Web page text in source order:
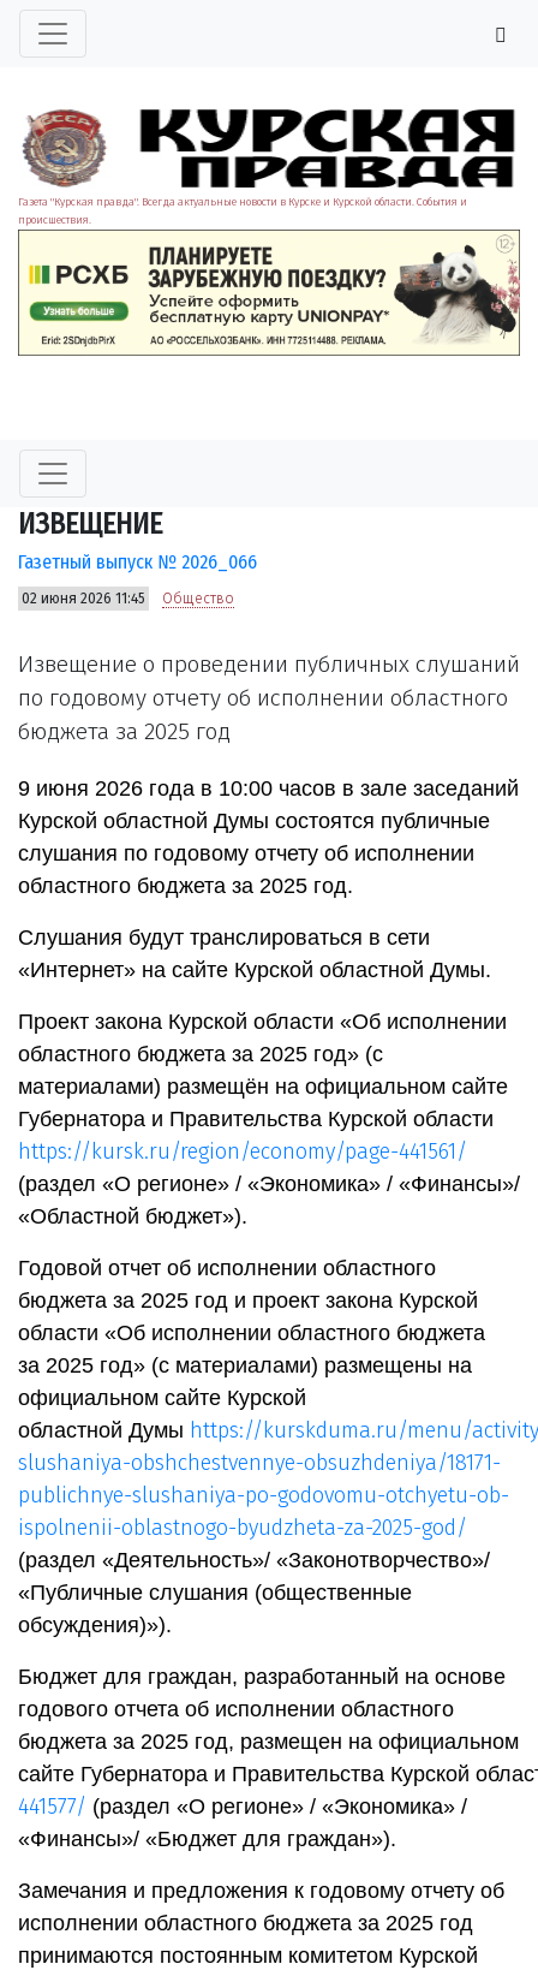
Газета "Курская правда". Всегда актуальные новости в Курске и Курской области. События и
происшествия.
ИЗВЕЩЕНИЕ
Газетный выпуск № 2026_066
02 июня 2026 11:45 Общество
Извещение о проведении публичных слушаний
по годовому отчету об исполнении областного
бюджета за 2025 год
9 июня 2026 года в 10:00 часов в зале заседаний
Курской областной Думы состоятся публичные
слушания по годовому отчету об исполнении
областного бюджета за 2025 год.
Слушания будут транслироваться в сети
«Интернет» на сайте Курской областной Думы.
Проект закона Курской области «Об исполнении
областного бюджета за 2025 год» (с
материалами) размещён на официальном сайте
Губернатора и Правительства Курской области
https://kursk.ru/region/economy/page-441561/
(раздел «О регионе» / «Экономика» / «Финансы»/
«Областной бюджет»).
Годовой отчет об исполнении областного
бюджета за 2025 год и проект закона Курской
области «Об исполнении областного бюджета
за 2025 год» (с материалами) размещены на
официальном сайте Курской
областной Думы https://kurskduma.ru/menu/
slushaniya-obshchestvennye-obsuzhdeniya/18171-
publichnye-slushaniya-po-godovomu-otchyetu-ob-
ispolnenii-oblastnogo-byudzheta-za-2025-god/
(раздел «Деятельность»/ «Законотворчество»/
«Публичные слушания (общественные
обсуждения)»).
Бюджет для граждан, разработанный на основе
годового отчета об исполнении областного
бюджета за 2025 год, размещен на официальном
сайте Губернатора и Правительства Курской
441577/ (раздел «О регионе» / «Экономика» /
«Финансы»/ «Бюджет для граждан»).
Замечания и предложения к годовому отчету об
исполнении областного бюджета за 2025 год
принимаются постоянным комитетом Курской